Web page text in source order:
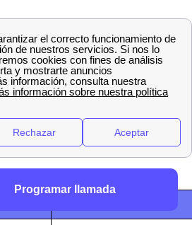
en tu hogar o negocio en
unservicio de asistencia
24 horas. Este servicio está
desde cortes en el suministro
en la instalación,
solución para restablecer la
Programar llamada